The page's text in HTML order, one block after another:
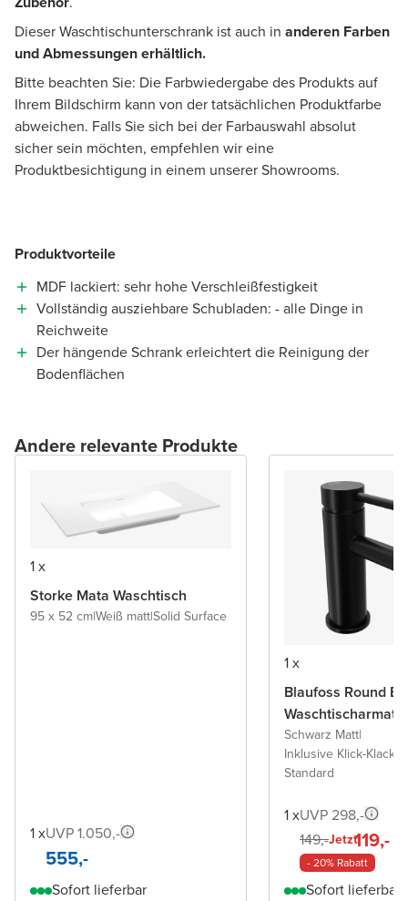
Dieser Waschtischunterschrank ist auch in anderen Farben
und Abmessungen erhältlich.
Bitte beachten Sie: Die Farbwiedergabe des Produkts auf
Ihrem Bildschirm kann von der tatsächlichen Produktfarbe
abweichen. Falls Sie sich bei der Farbauswahl absolut
sicher sein möchten, empfehlen wir eine
Produktbesichtigung in einem unserer Showrooms.
Produktvorteile
MDF lackiert: sehr hohe Verschleißfestigkeit
Vollständig ausziehbare Schubladen: - alle Dinge in
Reichweite
Der hängende Schrank erleichtert die Reinigung der
Bodenflächen
Andere relevante Produkte
1 x
Storke Mata Waschtisch
95 x 52 cm|Weiß matt|Solid Surface
1 xUVP 1.050,-
555,-
Sofort lieferbar
1 x
Blaufoss Round
Schwarz Matt|
Inklusive Klick-Klack
Standard
1 xUVP 298,-
149,-Jetzt119,-
- 20% Rabatt
Sofort lieferbar